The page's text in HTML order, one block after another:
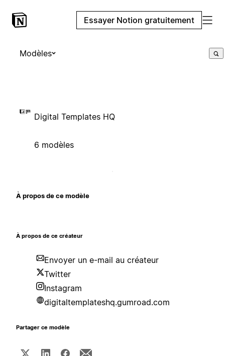
Essayer Notion gratuitement
Modèles
Digital Templates HQ
6 modèles
À propos de ce modèle
À propos de ce créateur
Envoyer un e-mail au créateur
Twitter
Instagram
digitaltemplateshq.gumroad.com
Partager ce modèle